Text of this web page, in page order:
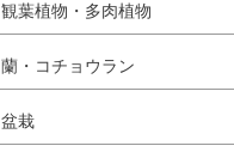
観葉植物・多肉植物
蘭・コチョウラン
盆栽